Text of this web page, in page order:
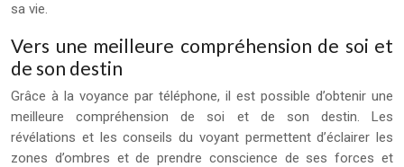
sa vie.
Vers une meilleure compréhension de soi et
de son destin
Grâce à la voyance par téléphone, il est possible d’obtenir une
meilleure compréhension de soi et de son destin. Les
révélations et les conseils du voyant permettent d’éclairer les
zones d’ombres et de prendre conscience de ses forces et